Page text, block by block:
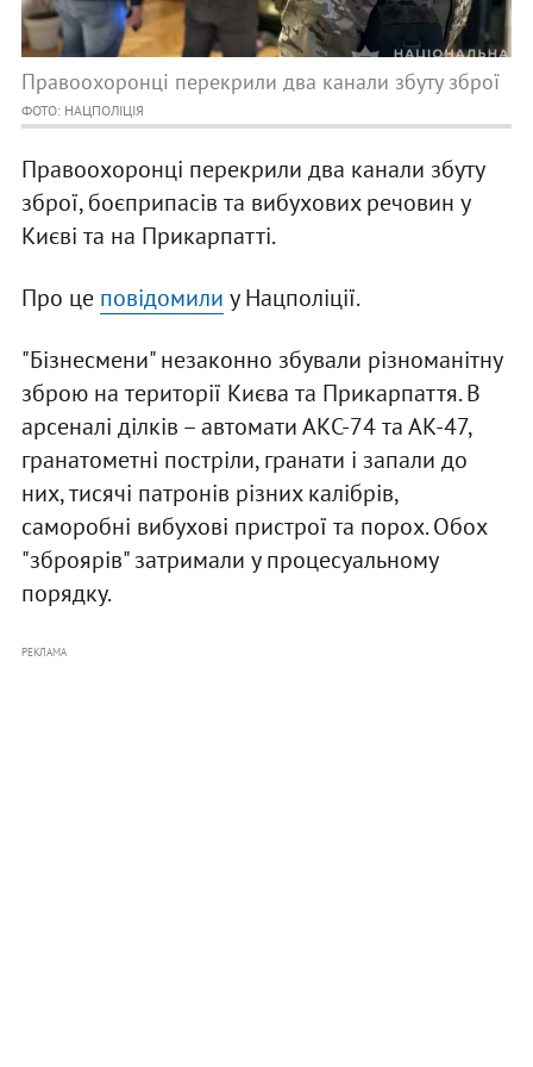
Правоохоронці перекрили два канали збуту зброї
ФОТО: НАЦПОЛІЦІЯ
Правоохоронці перекрили два канали збуту
зброї, боєприпасів та вибухових речовин у
Києві та на Прикарпатті.
Про це повідомили у Нацполіції.
"Бізнесмени" незаконно збували різноманітну
зброю на території Києва та Прикарпаття. В
арсеналі ділків – автомати АКС-74 та АК-47,
гранатометні постріли, гранати і запали до
них, тисячі патронів різних калібрів,
саморобні вибухові пристрої та порох. Обох
"зброярів" затримали у процесуальному
порядку.
РЕКЛАМА